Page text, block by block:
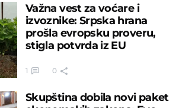
Važna vest za voćare i
izvoznike: Srpska hrana
prošla evropsku proveru,
stigla potvrda iz EU
1 0
Skupština dobila novi paket